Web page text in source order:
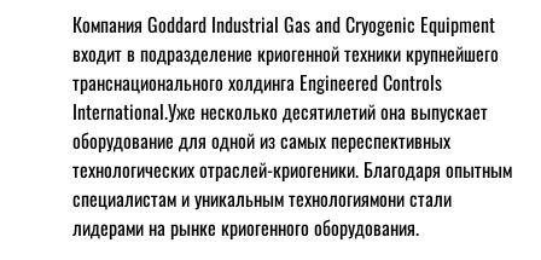
Компания Goddard Industrial Gas and Cryogenic Equipment
входит в подразделение криогенной техники крупнейшего
транснационального холдинга Engineered Controls
International.Уже несколько десятилетий она выпускает
оборудование для одной из самых переспективных
технологических отраслей-криогеники. Благодаря опытным
специалистам и уникальным технологиямони стали
лидерами на рынке криогенного оборудования.